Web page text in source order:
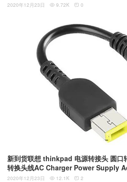
2020年12月23日  9.72K  0
新到货联想 thinkpad 电源转接头 圆口
转换头线AC Charger Power Supply
ord For Lenovo ThinkPad T440,
2020年12月23日  12.1K  2